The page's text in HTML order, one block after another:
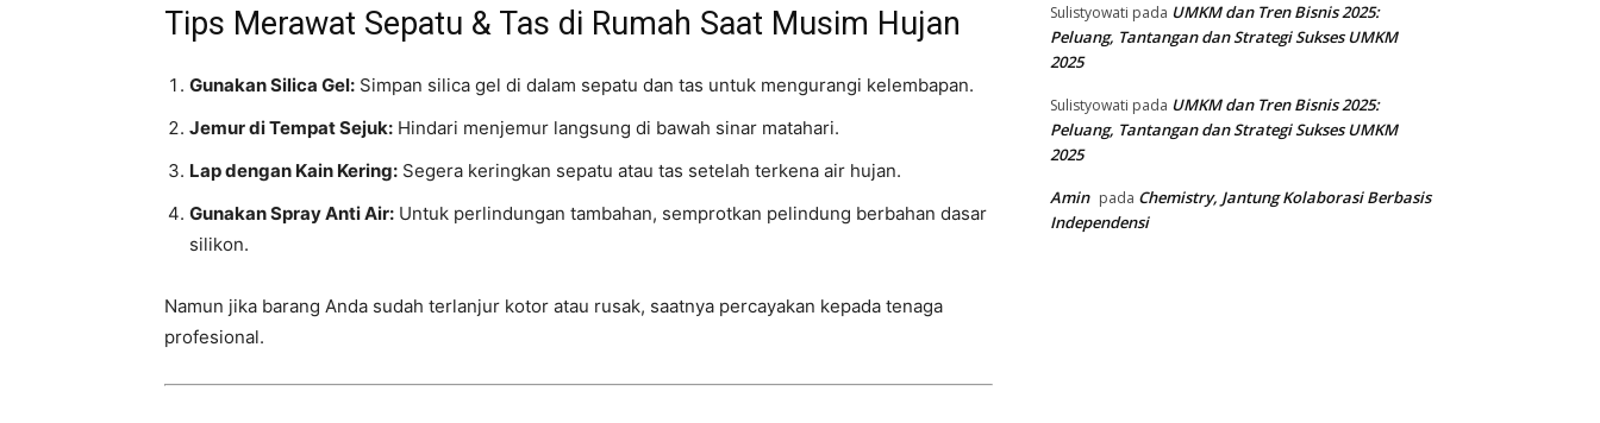
Tips Merawat Sepatu & Tas di Rumah Saat Musim Hujan
Gunakan Silica Gel: Simpan silica gel di dalam sepatu dan tas untuk mengurangi kelembapan.
Jemur di Tempat Sejuk: Hindari menjemur langsung di bawah sinar matahari.
Lap dengan Kain Kering: Segera keringkan sepatu atau tas setelah terkena air hujan.
Gunakan Spray Anti Air: Untuk perlindungan tambahan, semprotkan pelindung berbahan dasar
silikon.
Namun jika barang Anda sudah terlanjur kotor atau rusak, saatnya percayakan kepada tenaga
profesional.
Sulistyowati pada UMKM dan Tren Bisnis 2025:
Peluang, Tantangan dan Strategi Sukses UMKM
2025
Sulistyowati pada UMKM dan Tren Bisnis 2025:
Peluang, Tantangan dan Strategi Sukses UMKM
2025
Amin pada Chemistry, Jantung Kolaborasi Berbasis
Independensi